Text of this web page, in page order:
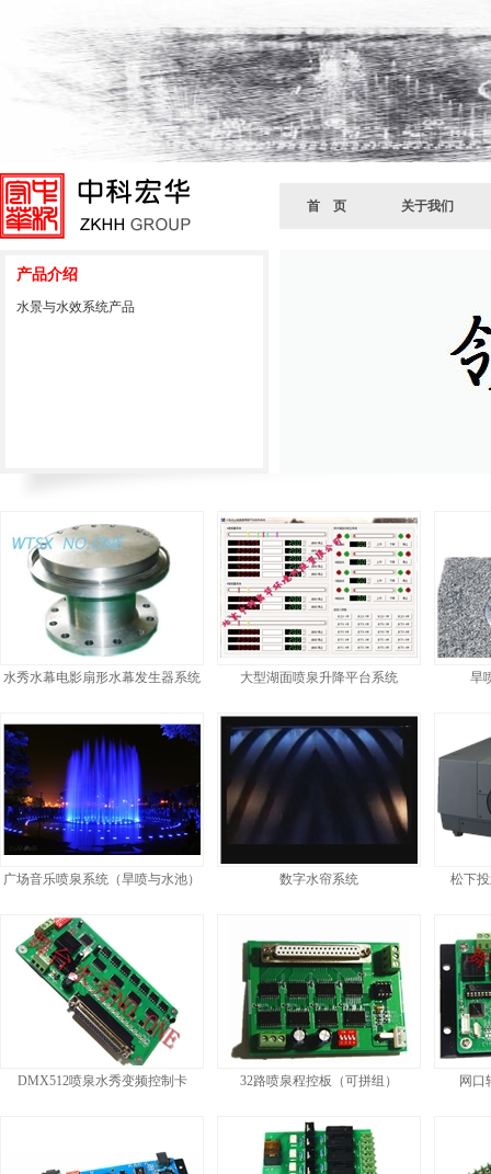
首 页 关于我们
产品介绍
水景与水效系统产品
水秀水幕电影扇形水幕发生器系统 大型湖面喷泉升降平台系统 旱
广场音乐喷泉系统（旱喷与水池） 数字水帘系统 松下
DMX512喷泉水秀变频控制卡 32路喷泉程控板（可拼组） 网口